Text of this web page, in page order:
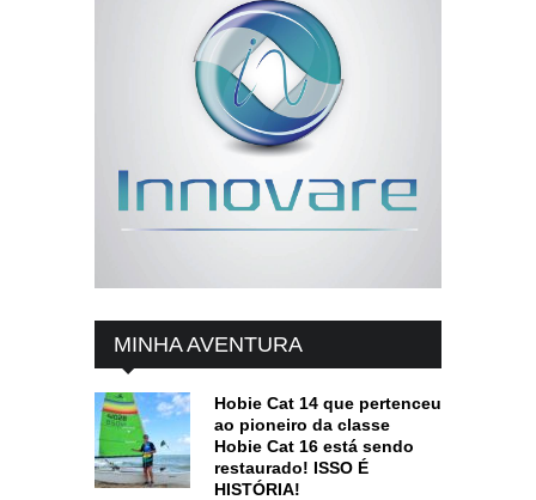
MINHA AVENTURA
Hobie Cat 14 que pertenceu
ao pioneiro da classe
Hobie Cat 16 está sendo
restaurado! ISSO É
HISTÓRIA!